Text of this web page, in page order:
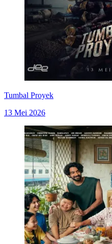
Tumbal Proyek
13 Mei 2026